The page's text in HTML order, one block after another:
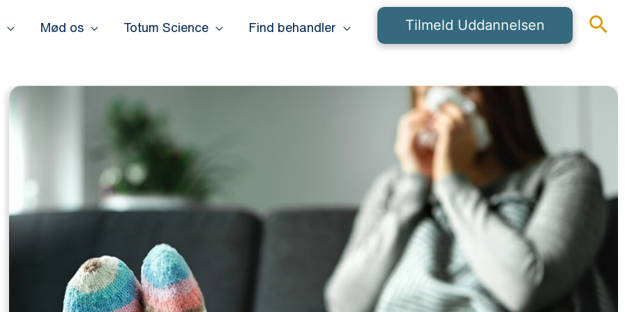
Mød os Totum Science Find behandler Tilmeld Uddannelsen